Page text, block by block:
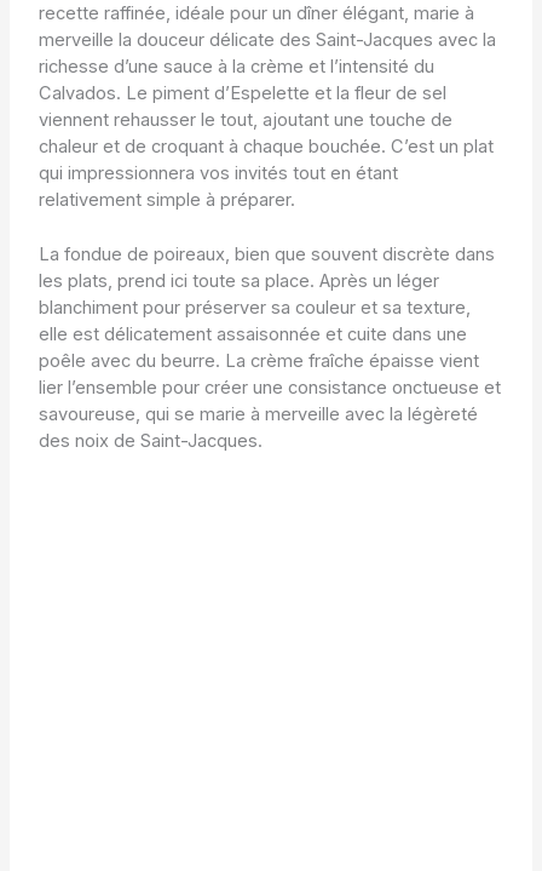
recette raffinée, idéale pour un dîner élégant, marie à
merveille la douceur délicate des Saint-Jacques avec la
richesse d’une sauce à la crème et l’intensité du
Calvados. Le piment d’Espelette et la fleur de sel
viennent rehausser le tout, ajoutant une touche de
chaleur et de croquant à chaque bouchée. C’est un plat
qui impressionnera vos invités tout en étant
relativement simple à préparer.
La fondue de poireaux, bien que souvent discrète dans
les plats, prend ici toute sa place. Après un léger
blanchiment pour préserver sa couleur et sa texture,
elle est délicatement assaisonnée et cuite dans une
poêle avec du beurre. La crème fraîche épaisse vient
lier l’ensemble pour créer une consistance onctueuse et
savoureuse, qui se marie à merveille avec la légèreté
des noix de Saint-Jacques.